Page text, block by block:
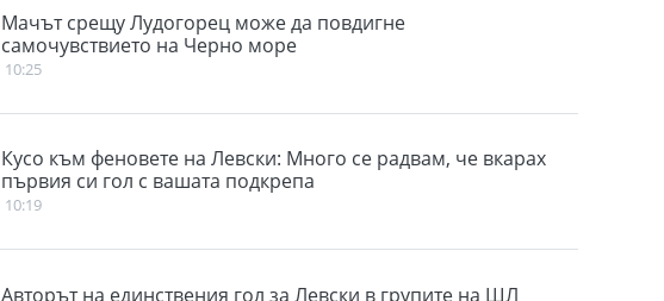
Мачът срещу Лудогорец може да повдигне
самочувствието на Черно море
10:25
Кусо към феновете на Левски: Много се радвам, че вкарах
първия си гол с вашата подкрепа
10:19
Авторът на единствения гол за Левски в групите на ШЛ